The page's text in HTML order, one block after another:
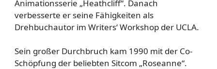
Animationsserie „Heathcliff“. Danach
verbesserte er seine Fähigkeiten als
Drehbuchautor im Writers‘ Workshop der UCLA.
Sein großer Durchbruch kam 1990 mit der Co-
Schöpfung der beliebten Sitcom „Roseanne“.